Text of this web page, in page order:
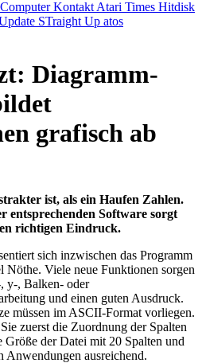
Computer Kontakt Atari Times Hitdisk
STraight Up atos
Diagramm-
grafisch ab
ist, als ein Haufen Zahlen.
entsprechenden Software sorgt
richtigen Eindruck.
sich inzwischen das Programm
Viele neue Funktionen sorgen
y-, Balken- oder
und einen guten Ausdruck.
müssen im ASCII-Format vorliegen.
zuerst die Zuordnung der Spalten
der Datei mit 20 Spalten und
Anwendungen ausreichend.